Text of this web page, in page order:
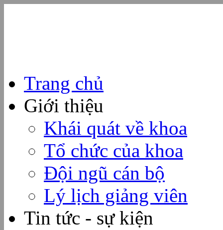
Trang chủ
Giới thiệu
Khái quát về khoa
Tổ chức của khoa
Đội ngũ cán bộ
Lý lịch giảng viên
Tin tức - sự kiện